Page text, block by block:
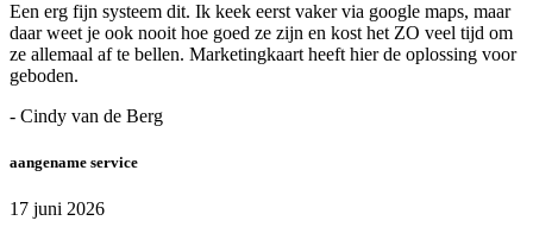
Een erg fijn systeem dit. Ik keek eerst vaker via google maps, maar
daar weet je ook nooit hoe goed ze zijn en kost het ZO veel tijd om
ze allemaal af te bellen. Marketingkaart heeft hier de oplossing voor
geboden.
- Cindy van de Berg
aangename service
17 juni 2026